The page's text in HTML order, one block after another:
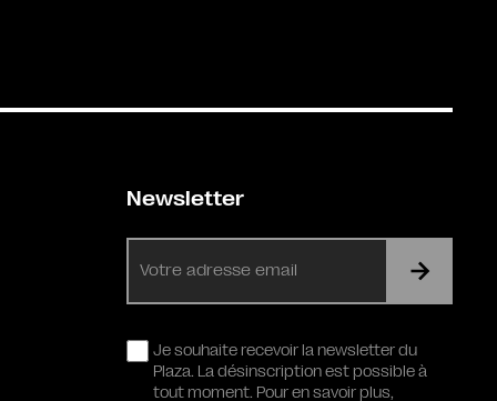
Newsletter
mail
RGPDJe souhaite recevoir la newsletter du
Plaza. La désinscription est possible à
tout moment. Pour en savoir plus,